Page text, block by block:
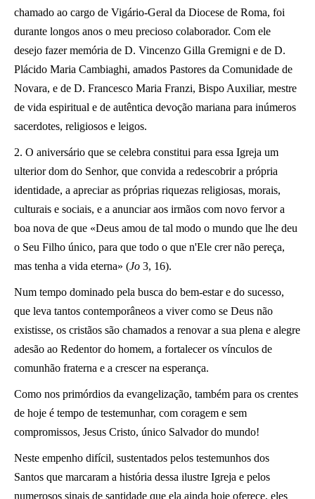
chamado ao cargo de Vigário-Geral da Diocese de Roma, foi
durante longos anos o meu precioso colaborador. Com ele
desejo fazer memória de D. Vincenzo Gilla Gremigni e de D.
Plácido Maria Cambiaghi, amados Pastores da Comunidade de
Novara, e de D. Francesco Maria Franzi, Bispo Auxiliar, mestre
de vida espiritual e de autêntica devoção mariana para inúmeros
sacerdotes, religiosos e leigos.
2. O aniversário que se celebra constitui para essa Igreja um
ulterior dom do Senhor, que convida a redescobrir a própria
identidade, a apreciar as próprias riquezas religiosas, morais,
culturais e sociais, e a anunciar aos irmãos com novo fervor a
boa nova de que «Deus amou de tal modo o mundo que lhe deu
o Seu Filho único, para que todo o que n'Ele crer não pereça,
mas tenha a vida eterna» (Jo 3, 16).
Num tempo dominado pela busca do bem-estar e do sucesso,
que leva tantos contemporâneos a viver como se Deus não
existisse, os cristãos são chamados a renovar a sua plena e alegre
adesão ao Redentor do homem, a fortalecer os vínculos de
comunhão fraterna e a crescer na esperança.
Como nos primórdios da evangelização, também para os crentes
de hoje é tempo de testemunhar, com coragem e sem
compromissos, Jesus Cristo, único Salvador do mundo!
Neste empenho difícil, sustentados pelos testemunhos dos
Santos que marcaram a história dessa ilustre Igreja e pelos
numerosos sinais de santidade que ela ainda hoje oferece, eles